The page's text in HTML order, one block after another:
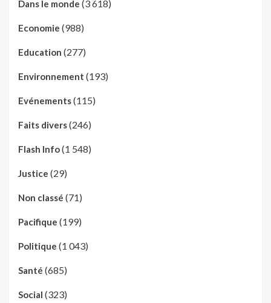
Dans le monde (3 618)
Economie (988)
Education (277)
Environnement (193)
Evénements(115)
Faits divers(246)
Flash Info(1 548)
Justice (29)
Non classé (71)
Pacifique (199)
Politique (1 043)
Santé (685)
Social (323)